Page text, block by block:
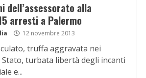
dell’assessorato alla
arresti a Palermo
12 novembre 2013
truffa aggravata nei
turbata libertà degli incanti
e...